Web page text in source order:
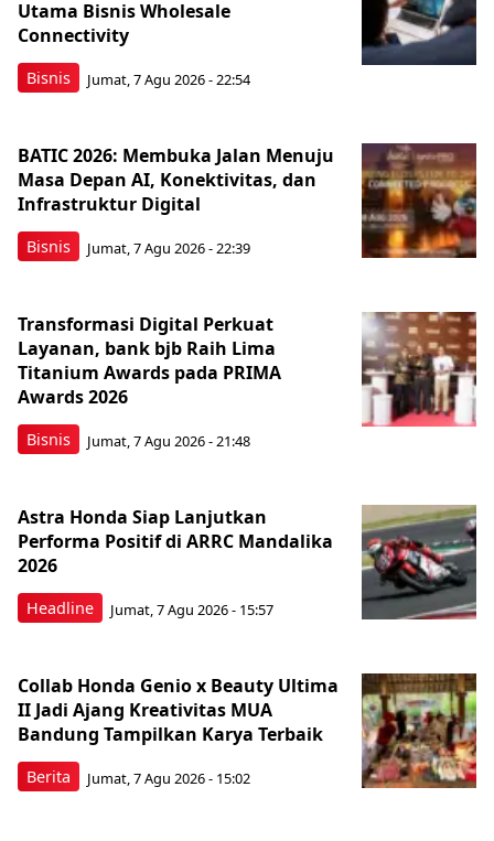
Bisnis
Utama Bisnis Wholesale
Connectivity
Jumat, 7 Agu 2026 - 22:54
Bisnis
BATIC 2026: Membuka Jalan Menuju
Masa Depan AI, Konektivitas, dan
Infrastruktur Digital
Jumat, 7 Agu 2026 - 22:39
Bisnis
Transformasi Digital Perkuat
Layanan, bank bjb Raih Lima
Titanium Awards pada PRIMA
Awards 2026
Jumat, 7 Agu 2026 - 21:48
Headline
Astra Honda Siap Lanjutkan
Performa Positif di ARRC Mandalika
2026
Jumat, 7 Agu 2026 - 15:57
Berita
Collab Honda Genio x Beauty Ultima
II Jadi Ajang Kreativitas MUA
Bandung Tampilkan Karya Terbaik
Jumat, 7 Agu 2026 - 15:02